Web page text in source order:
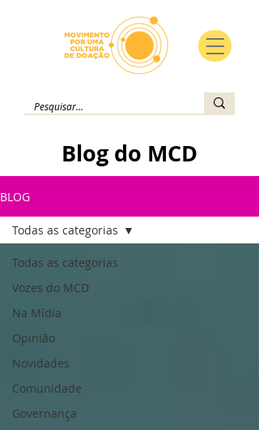
Blog do MCD
BLOG
Todas as categorias
Vozes do MCD
Na Mídia
Opinião
Novidades
Comunidade
Governança
Todas as categorias